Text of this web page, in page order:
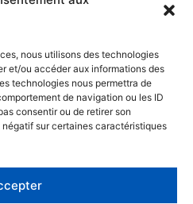
nous utilisons des technologies
et/ou accéder aux informations des
technologies nous permettra de
de navigation ou les ID
consentir ou de retirer son
sur certaines caractéristiques